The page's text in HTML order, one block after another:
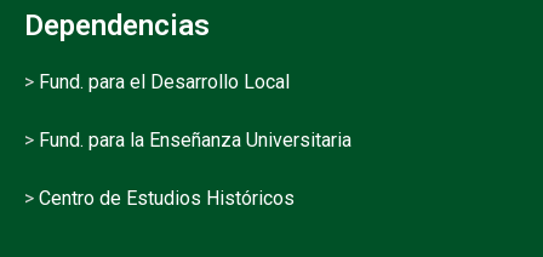
Dependencias
> Fund. para el Desarrollo Local
> Fund. para la Enseñanza Universitaria
> Centro de Estudios Históricos